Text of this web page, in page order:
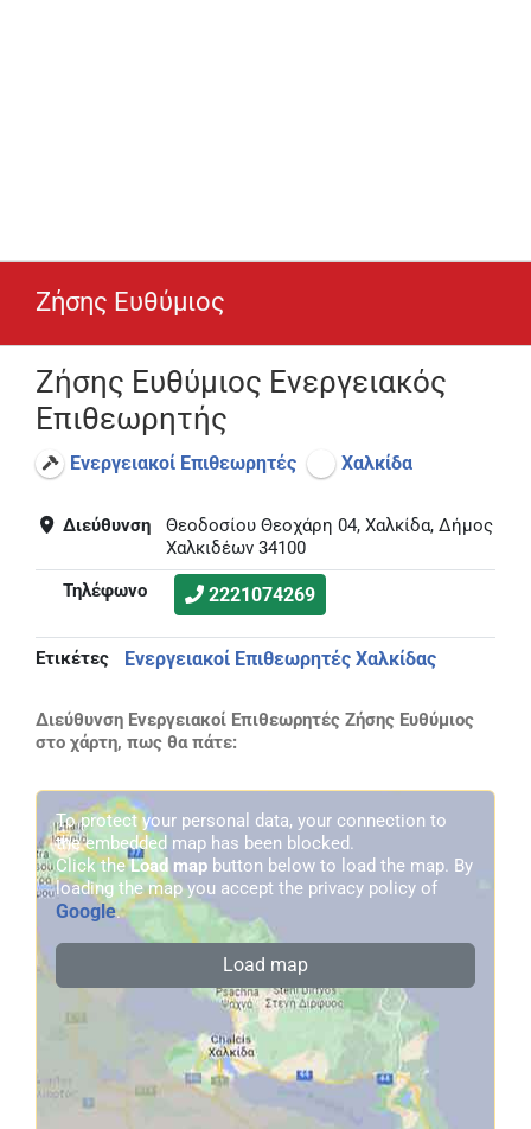
Ζήσης Ευθύμιος
Ζήσης Ευθύμιος Ενεργειακός
Επιθεωρητής
Ενεργειακοί Επιθεωρητές Χαλκίδα
Διεύθυνση
Θεοδοσίου Θεοχάρη 04, Χαλκίδα, Δήμος
Χαλκιδέων 34100
Τηλέφωνο
2221074269
Ετικέτες Ενεργειακοί Επιθεωρητές Χαλκίδας
Διεύθυνση Ενεργειακοί Επιθεωρητές Ζήσης Ευθύμιος
στο χάρτη, πως θα πάτε:
To protect your personal data, your connection to
the embedded map has been blocked.
Click theLoad map button below to load the map. By
loading the map you accept the privacy policy of
Google.
Load map